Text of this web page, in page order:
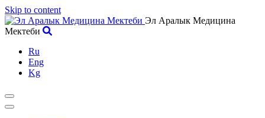
Skip to content
Эл Аралык Медицина
Мектеби
Ru
Eng
Kg